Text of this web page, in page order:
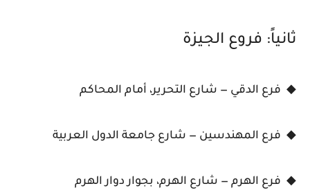
ثانياً: فروع الجيزة
◆ فرع الدقي — شارع التحرير، أمام المحاكم
◆ فرع المهندسين — شارع جامعة الدول العربية
◆ فرع الهرم — شارع الهرم، بجوار دوار الهرم